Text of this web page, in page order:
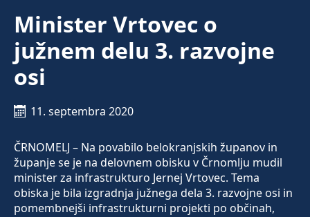
Minister Vrtovec o
južnem delu 3. razvojne
osi
11. septembra 2020
ČRNOMELJ – Na povabilo belokranjskih županov in
županje se je na delovnem obisku v Črnomlju mudil
minister za infrastrukturo Jernej Vrtovec. Tema
obiska je bila izgradnja južnega dela 3. razvojne osi in
pomembnejši infrastrukturni projekti po občinah,